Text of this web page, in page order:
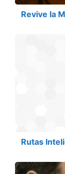
Revive la
Rutas